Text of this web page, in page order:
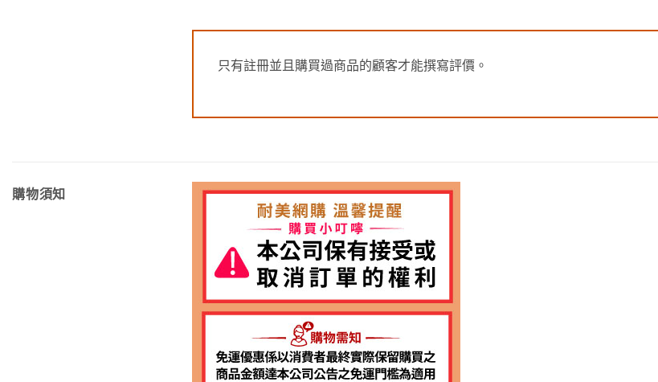
只有註冊並且購買過商品的顧客才能撰寫評價。
購物須知